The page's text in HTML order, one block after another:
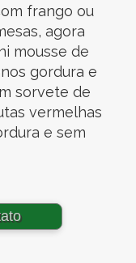
frango ou
agora
mousse de
gordura e
sorvete de
vermelhas
e sem